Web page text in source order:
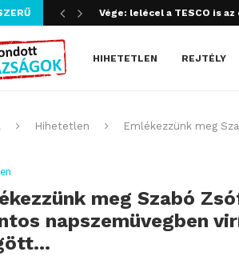
HIHETETLEN REJTÉLY
Hihetetlen Emlékezzünk meg
meg Szabó
napszemüvegben